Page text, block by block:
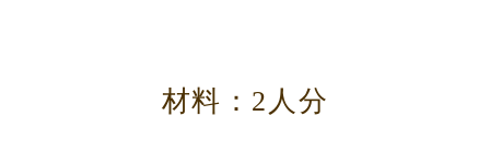
材料：2人分